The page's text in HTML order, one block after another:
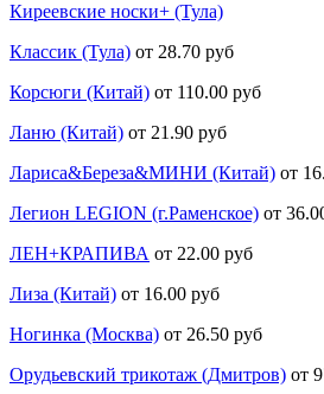
Киреевские носки+ (Тула)
Классик (Тула) от 28.70 руб
Корсюги (Китай) от 110.00 руб
Ланю (Китай) от 21.90 руб
Лариса&Береза&МИНИ (Китай) от
Легион LEGION (г.Раменское) от
ЛЕН+КРАПИВА от 22.00 руб
Лиза (Китай) от 16.00 руб
Ногинка (Москва) от 26.50 руб
Орудьевский трикотаж (Дмитров) от